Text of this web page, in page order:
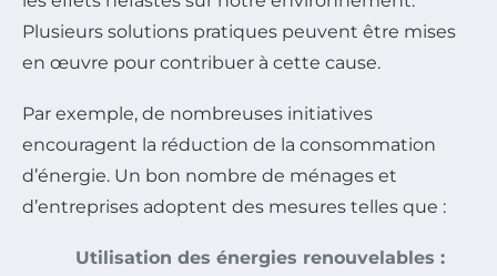
Plusieurs solutions pratiques peuvent être mises
en œuvre pour contribuer à cette cause.
Par exemple, de nombreuses initiatives
encouragent la réduction de la consommation
d’énergie. Un bon nombre de ménages et
d’entreprises adoptent des mesures telles que :
Utilisation des énergies renouvelables :